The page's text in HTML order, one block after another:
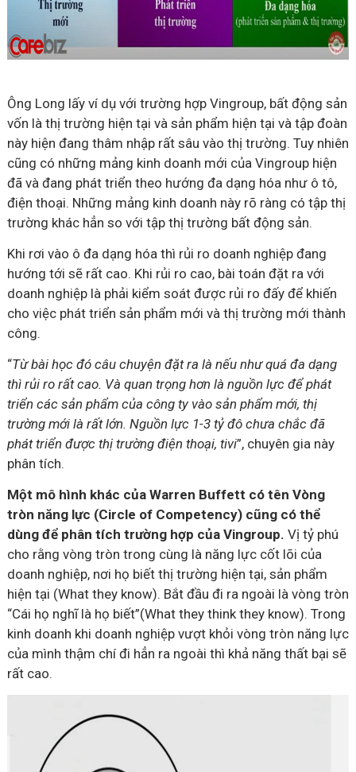
Ông Long lấy ví dụ với trường hợp Vingroup, bất động sản
vốn là thị trường hiện tại và sản phẩm hiện tại và tập đoàn
này hiện đang thâm nhập rất sâu vào thị trường. Tuy nhiên
cũng có những mảng kinh doanh mới của Vingroup hiện
đã và đang phát triển theo hướng đa dạng hóa như ô tô,
điện thoại. Những mảng kinh doanh này rõ ràng có tập thị
trường khác hẳn so với tập thị trường bất động sản.
Khi rơi vào ô đa dạng hóa thì rủi ro doanh nghiệp đang
hướng tới sẽ rất cao. Khi rủi ro cao, bài toán đặt ra với
doanh nghiệp là phải kiểm soát được rủi ro đấy để khiến
cho việc phát triển sản phẩm mới và thị trường mới thành
công.
“Từ bài học đó câu chuyện đặt ra là nếu như quá đa dạng
thì rủi ro rất cao. Và quan trọng hơn là nguồn lực để phát
triển các sản phẩm của công ty vào sản phẩm mới, thị
trường mới là rất lớn. Nguồn lực 1-3 tỷ đô chưa chắc đã
phát triển được thị trường điện thoại, tivi”, chuyên gia này
phân tích.
Một mô hình khác của Warren Buffett có tên Vòng
tròn năng lực (Circle of Competency) cũng có thể
dùng để phân tích trường hợp của Vingroup. Vị tỷ phú
cho rằng vòng tròn trong cùng là năng lực cốt lõi của
doanh nghiệp, nơi họ biết thị trường hiện tại, sản phẩm
hiện tại (What they know). Bắt đầu đi ra ngoài là vòng tròn
“Cái họ nghĩ là họ biết”(What they think they know). Trong
kinh doanh khi doanh nghiệp vượt khỏi vòng tròn năng lực
của mình thậm chí đi hẳn ra ngoài thì khả năng thất bại sẽ
rất cao.